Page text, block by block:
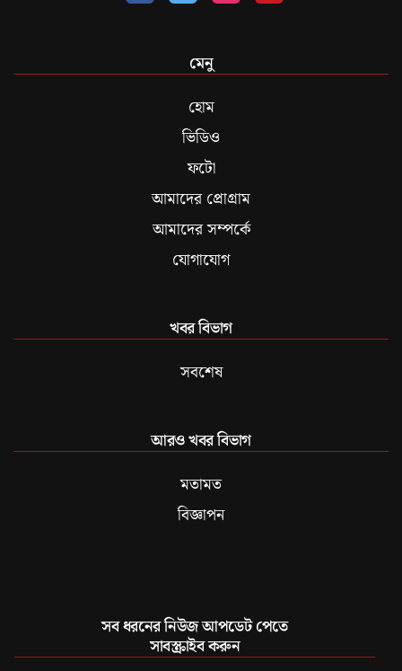
মেনু
হোম
ভিডিও
ফটো
আমাদের প্রোগ্রাম
আমাদের সম্পর্কে
যোগাযোগ
খবর বিভাগ
সবশেষ
আরও খবর বিভাগ
মতামত
বিজ্ঞাপন
সব ধরনের নিউজ আপডেট পেতে
সাবস্ক্রাইব করুন